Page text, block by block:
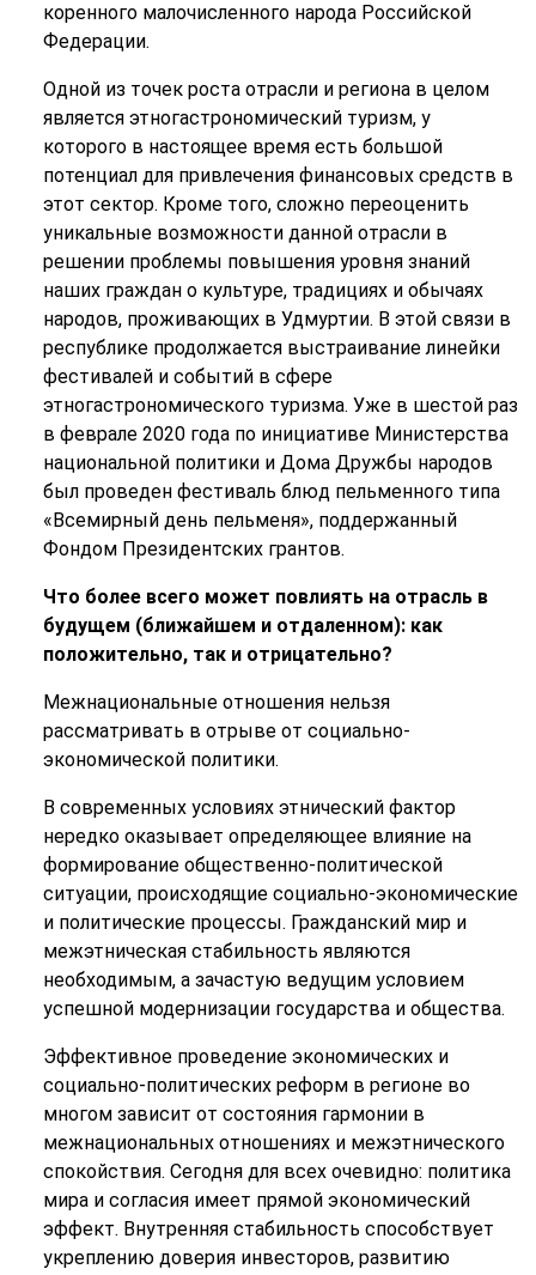
коренного малочисленного народа Российской
Федерации.
Одной из точек роста отрасли и региона в целом
является этногастрономический туризм, у
которого в настоящее время есть большой
потенциал для привлечения финансовых средств в
этот сектор. Кроме того, сложно переоценить
уникальные возможности данной отрасли в
решении проблемы повышения уровня знаний
наших граждан о культуре, традициях и обычаях
народов, проживающих в Удмуртии. В этой связи в
республике продолжается выстраивание линейки
фестивалей и событий в сфере
этногастрономического туризма. Уже в шестой раз
в феврале 2020 года по инициативе Министерства
национальной политики и Дома Дружбы народов
был проведен фестиваль блюд пельменного типа
«Всемирный день пельменя», поддержанный
Фондом Президентских грантов.
Что более всего может повлиять на отрасль в
будущем (ближайшем и отдаленном): как
положительно, так и отрицательно?
Межнациональные отношения нельзя
рассматривать в отрыве от социально-
экономической политики.
В современных условиях этнический фактор
нередко оказывает определяющее влияние на
формирование общественно-политической
ситуации, происходящие социально-экономические
и политические процессы. Гражданский мир и
межэтническая стабильность являются
необходимым, а зачастую ведущим условием
успешной модернизации государства и общества.
Эффективное проведение экономических и
социально-политических реформ в регионе во
многом зависит от состояния гармонии в
межнациональных отношениях и межэтнического
спокойствия. Сегодня для всех очевидно: политика
мира и согласия имеет прямой экономический
эффект. Внутренняя стабильность способствует
укреплению доверия инвесторов, развитию